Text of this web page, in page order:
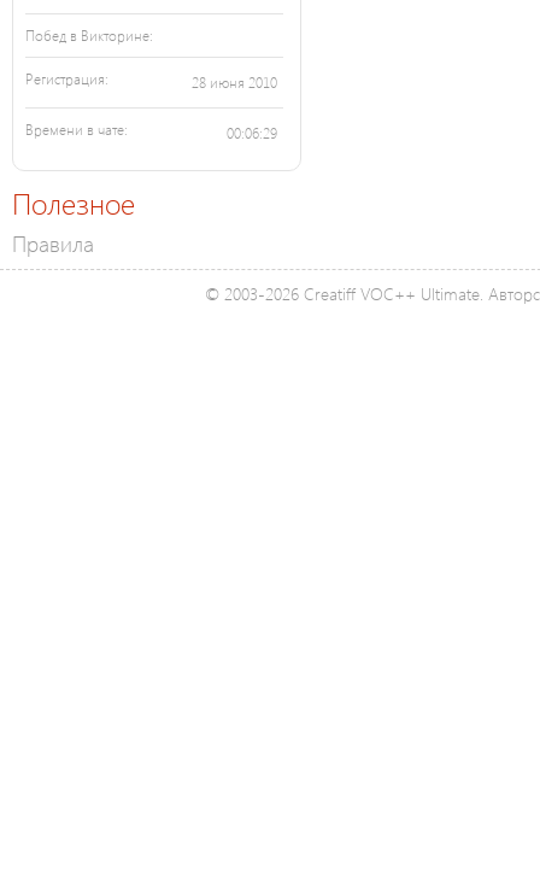
Побед в Викторине:
Регистрация: 28 июня 2010
Времени в чате: 00:06:29
Полезное
Правила
© 2003-2026 Creatiff VOC++ Ultimate.